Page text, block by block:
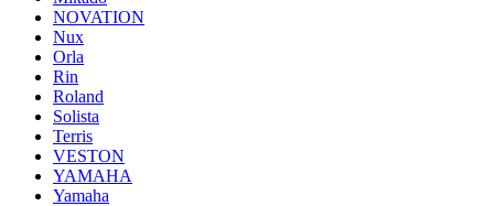
NOVATION
Nux
Orla
Rin
Roland
Solista
Terris
VESTON
YAMAHA
Yamaha